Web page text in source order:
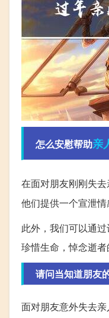
怎么安慰帮助亲
在面对朋友刚刚失去
他们提供一个宣泄
此外，我们可以通
珍惜生命，悼念逝者
请问当知道朋友
面对朋友意外失去